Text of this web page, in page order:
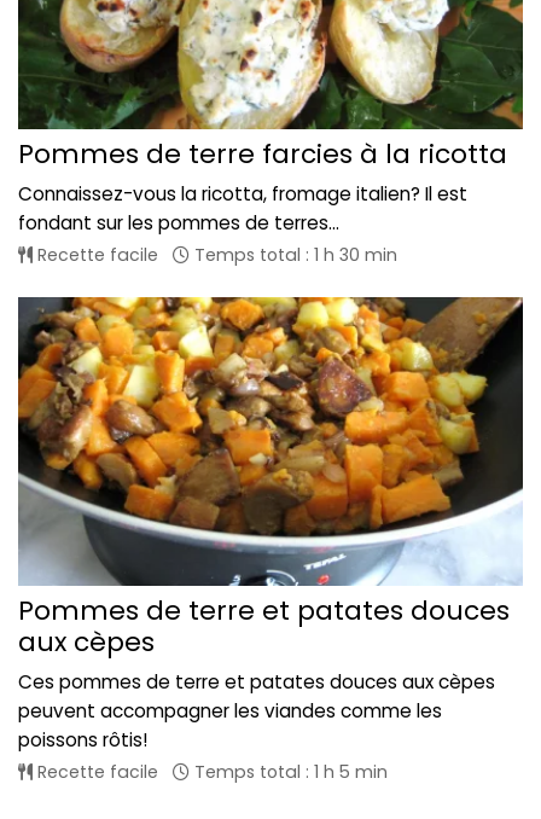
Pommes de terre farcies à la ricotta
Connaissez-vous la ricotta, fromage italien? Il est
fondant sur les pommes de terres...
Recette facile Temps total : 1 h 30 min
Pommes de terre et patates douces
aux cèpes
Ces pommes de terre et patates douces aux cèpes
peuvent accompagner les viandes comme les
poissons rôtis!
Recette facile Temps total : 1 h 5 min